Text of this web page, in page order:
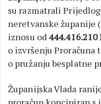
su razmatrali
neretvanske županije
iznosu od444.416.210
o izvršenju Proračuna
o pružanju besplatne
Županijska Vlada